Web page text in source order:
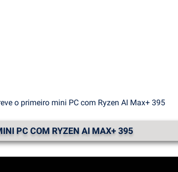
o primeiro mini PC com Ryzen AI Max+ 395
PC COM RYZEN AI MAX+ 395